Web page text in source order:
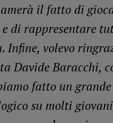
il fatto di
di rappresentare
Infine, volevo
Davide Baracchi,
fatto un
su molti